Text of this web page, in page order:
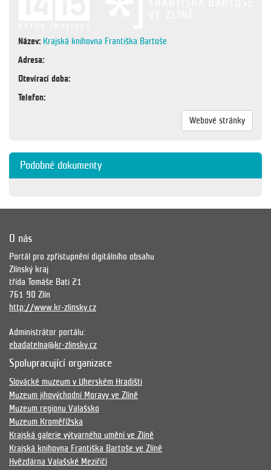
Název: Krajská knihovna Františka Bartoše
Adresa:
Otevírací doba:
Telefon:
Webové stránky
Podobné dokumenty
O nás
Portál pro zpřístupnění digitálního obsahu
Zlínský kraj
třída Tomáše Bati 21
761 90 Zlín
http://www.kr-zlinsky.cz
Administrátor portálu:
ebadatelna@kr-zlinsky.cz
Spolupracující organizace
Slovácké muzeum v Uherském Hradišti
Muzeum jihovýchodní Moravy ve Zlíně
Muzeum regionu Valašsko
Muzeum Kroměřížska
Krajská galerie výtvarného umění ve Zlíně
Krajská knihovna Františka Bartoše ve Zlíně
Hvězdárna Valašské Meziříčí